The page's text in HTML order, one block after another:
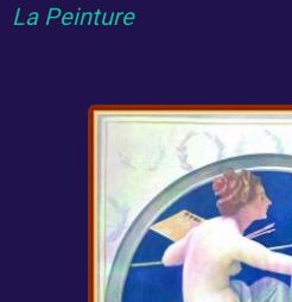
La Peinture